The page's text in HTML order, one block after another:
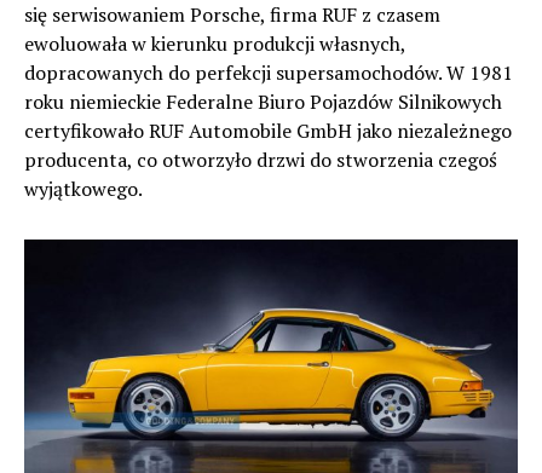
się serwisowaniem Porsche, firma RUF z czasem
ewoluowała w kierunku produkcji własnych,
dopracowanych do perfekcji supersamochodów. W 1981
roku niemieckie Federalne Biuro Pojazdów Silnikowych
certyfikowało RUF Automobile GmbH jako niezależnego
producenta, co otworzyło drzwi do stworzenia czegoś
wyjątkowego.